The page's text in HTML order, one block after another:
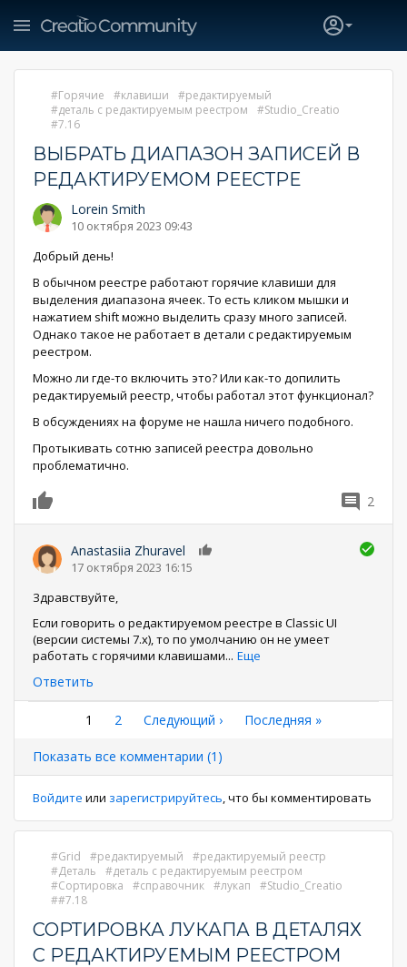
Горячие клавиши
редактируемый
деталь с редактируемым реестром
Studio_Creatio
7.16
ВЫБРАТЬ ДИАПАЗОН ЗАПИСЕЙ В
РЕДАКТИРУЕМОМ РЕЕСТРЕ
Lorein Smith
10 октября 2023 09:43
Добрый день!
В обычном реестре работают горячие клавиши для
выделения диапазона ячеек. То есть кликом мышки и
нажатием shift можно выделить сразу много записей.
Однако такое не работает в детали с редактируемым
реестром.
Можно ли где-то включить это? Или как-то допилить
редактируемый реестр, чтобы работал этот функционал?
В обсуждениях на форуме не нашла ничего подобного.
Протыкивать сотню записей реестра довольно
проблематично.
2
Anastasiia Zhuravel
17 октября 2023 16:15
Здравствуйте,
Если говорить о редактируемом реестре в Classic UI
(версии системы 7.x), то по умолчанию он не умеет
работать с горячими клавишами... Еще
Ответить
Нумерация
страниц
Текущая
1 Страница
2
Следующая
Следующий ›
Последняя
Последняя »
Показать все комментарии (1)
Войдите или зарегистрируйтесь, что бы комментировать
Grid редактируемый
редактируемый реестр
Деталь
деталь с редактируемым реестром
Сортировка
справочник лукап
Studio_Creatio
#7.18
СОРТИРОВКА ЛУКАПА В ДЕТАЛЯХ
С РЕДАКТИРУЕМЫМ РЕЕСТРОМ